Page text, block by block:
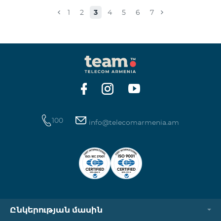
Իսակովի պողոտա 3/7 09:00-18:00 09:00-18:00
Ավանեսովի 8/1-2 10:00-23:00 09:00-18:00 09:00-18:00
Արշակունյաց պողոտա 34/3 09:00-18:00 10:00-23:00
10:00-23:00 Արտաշիսյան փողոց 85/14 09:00-18:00 0
1 2 3 4 5 6 7
100 info@telecomarmenia.am
Ընկերության մասին